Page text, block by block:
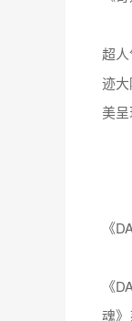
超
迹
美呈
《
《
魂